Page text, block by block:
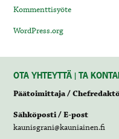
Kommenttisyöte
WordPress.org
OTA YHTEYTTÄ | TA
Päätoimittaja /
Sähköposti / E-post
kaunisgrani@kauniainen.fi